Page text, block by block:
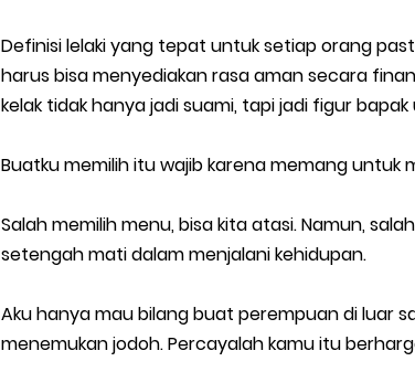
Definisi lelaki yang tepat untuk setiap orang
harus bisa menyediakan rasa aman secara
kelak tidak hanya jadi suami, tapi jadi figur
Buatku memilih itu wajib karena memang untuk
Salah memilih menu, bisa kita atasi. Namun,
setengah mati dalam menjalani kehidupan.
Aku hanya mau bilang buat perempuan di luar
menemukan jodoh. Percayalah kamu itu